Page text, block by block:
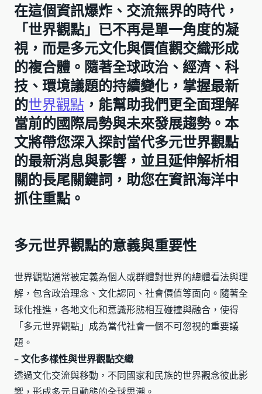
在這個資訊爆炸、交流無界的時代，
「世界觀點」已不再是單一角度的凝
視，而是多元文化與價值觀交織形成
的複合體。隨著全球政治、經濟、科
技、環境議題的持續變化，掌握最新
的世界觀點 ，能幫助我們更全面理解
當前的國際局勢與未來發展趨勢。本
文將帶您深入探討當代多元世界觀點
的最新消息與影響，並且延伸解析相
關的長尾關鍵詞，助您在資訊海洋中
抓住重點。
多元世界觀點的意義與重要性
世界觀點通常被定義為個人或群體對世界的總體看法與理
解，包含政治理念、文化認同、社會價值等面向。隨著全
球化推進，各地文化和意識形態相互碰撞與融合，使得
「多元世界觀點」成為當代社會一個不可忽視的重要議
題。
–文化多樣性與世界觀點交織
透過文化交流與移動，不同國家和民族的世界觀念彼此影